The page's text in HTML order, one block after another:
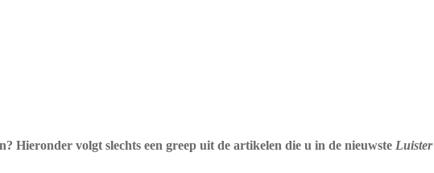
Hieronder volgt slechts een greep uit de artikelen die u in de nieuwste Luister